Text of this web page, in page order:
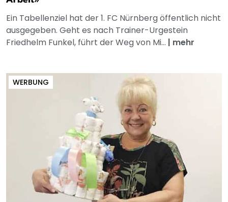
Ein Tabellenziel hat der 1. FC Nürnberg öffentlich nicht
ausgegeben. Geht es nach Trainer-Urgestein
Friedhelm Funkel, führt der Weg von Mi... | mehr
WERBUNG